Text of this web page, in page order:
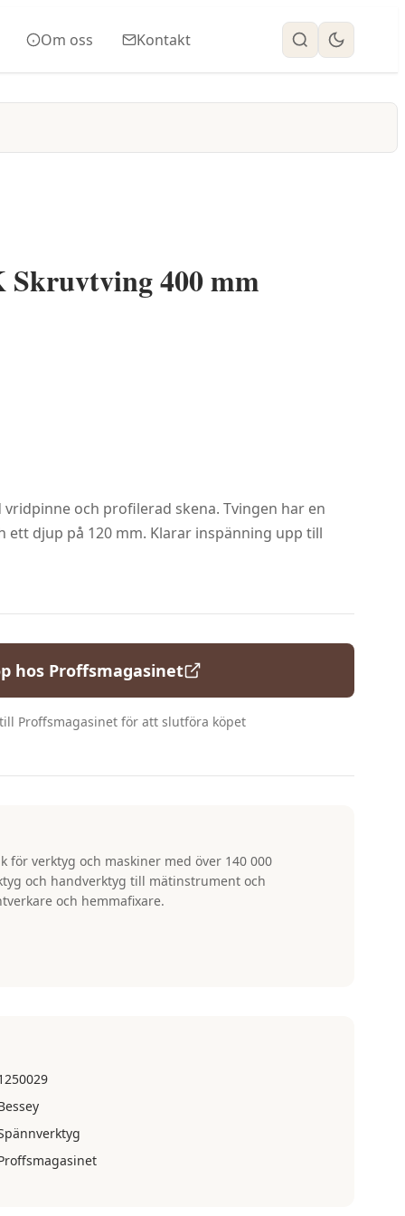
Om oss Kontakt
Skruvtving 400 mm
och profilerad skena. Tvingen har en
ett djup på 120 mm. Klarar inspänning upp till
hos Proffsmagasinet
Proffsmagasinetför att slutföra köpet
för verktyg och maskiner med över 140 000
och handverktyg till mätinstrument och
och hemmafixare.